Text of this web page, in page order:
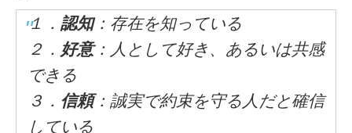
１． 認知：存在を知っている
２． 好意：人として好き、あるいは共感
できる
３． 信頼：誠実で約束を守る人だと確信
している